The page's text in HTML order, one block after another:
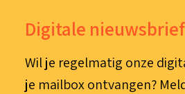
Digitale nieuwsbrief
Wil je regelmatig onze
je mailbox ontvangen?